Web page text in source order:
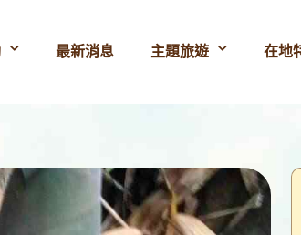
最新消息 主題旅遊 在地